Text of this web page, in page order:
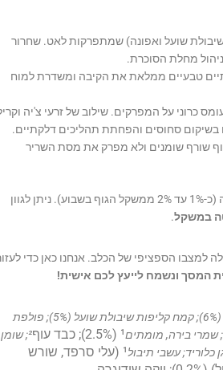
שועל ואפונה) שמתפרקות לאט. שחרור
מחלת הסוכרת.
טבעיים ממלאת את הקיבה ומשדרת למוח
כרוני על המפרקים. שילוב של זרעי צ'יה
שורף שומנים ולא מפרק את מסת השריר
תהליך ירידה במשקל חייב להיעשות בהדרגה (כ-1% עד 2% ממשקל הגוף בשבוע). ניתן לגוון
במשקל.
למצבו הספציפי של הכלב. אנחנו כאן כדי
המסך ונשמח לייעץ לכם אישית!
¹ (31%); אמרנט; קמח אפונה; קמח שיבולת שועל (6%); קמח קליפות שיבולת שועל (5%); פולפת
¹ (2.5%); כבד עוף
²; שומן
¹ (עלי סרפד, שורש